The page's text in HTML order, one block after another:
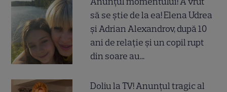
să se știe de la ea! Elena Udrea
și Adrian Alexandrov, după 10
ani de relație și un copil rupt
din soare au...
Doliu la TV! Anunțul tragic al